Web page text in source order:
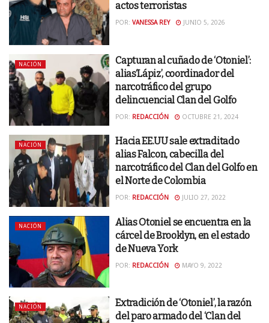
actos terroristas
POR: VANESSA REY JUNIO 5, 2026
NACIÓN
Capturan al cuñado de ‘Otoniel’:
alias‘Lápiz’, coordinador del
narcotráfico del grupo
delincuencial Clan del Golfo
POR: REDACCIÓN OCTUBRE 21, 2024
NACIÓN
Hacia EE.UU sale extraditado
alias Falcon, cabecilla del
narcotráfico del Clan del Golfo en
el Norte de Colombia
POR: REDACCIÓN JULIO 27, 2022
NACIÓN
Alias Otoniel se encuentra en la
cárcel de Brooklyn, en el estado
de Nueva York
POR: REDACCIÓN MAYO 9, 2022
NACIÓN
Extradición de ‘Otoniel’, la razón
del paro armado del ‘Clan del